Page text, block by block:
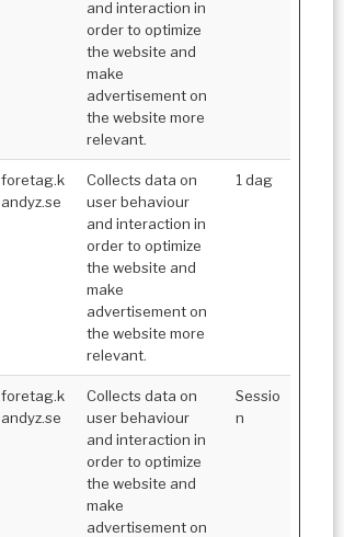
and interaction in
order to optimize
the website and
make
advertisement on
the website more
relevant.
foretag.k
andyz.se
Collects data on
user behaviour
and interaction in
order to optimize
the website and
make
advertisement on
the website more
relevant.
1 dag
foretag.k
andyz.se
Collects data on
user behaviour
and interaction in
order to optimize
the website and
make
advertisement on
Sessio
n